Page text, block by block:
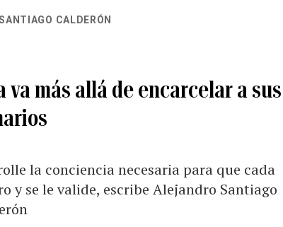
CALDERÓN
más allá de encarcelar a sus
la conciencia necesaria para que cada
y se le valide, escribe Alejandro Santiago